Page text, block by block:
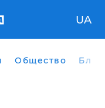
UA
Общество